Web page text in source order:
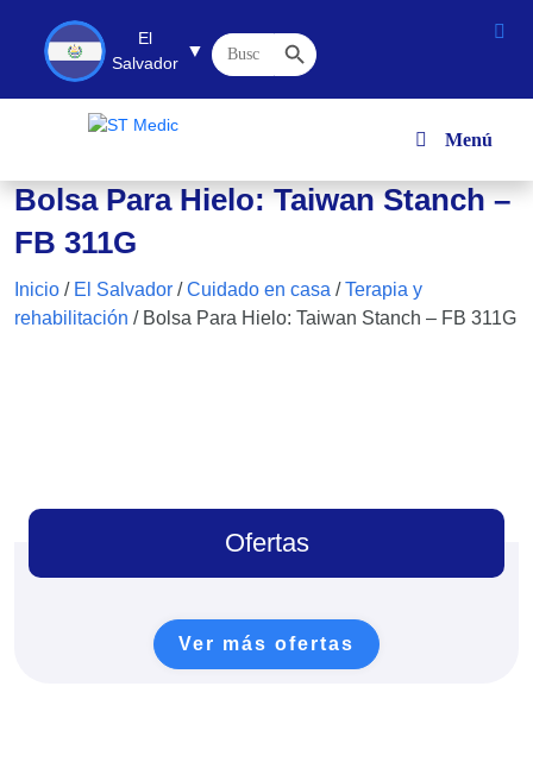
El
Salvador
▼
Buscar: Botón de búsqueda
Menú
Bolsa Para Hielo: Taiwan Stanch –
FB 311G
Inicio / El Salvador /Cuidado en casa /Terapia y
rehabilitación / Bolsa Para Hielo: Taiwan Stanch – FB 311G
Ofertas
Ver más ofertas